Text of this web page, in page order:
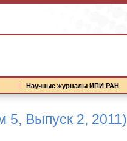
Научные журналы ИПИ РАН
5, Выпуск 2, 2011)